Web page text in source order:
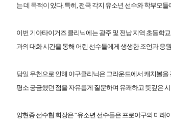
는 데 목적이 있다. 특히, 전국 각지 유소년 선수와 학부모
이번 기아타이거즈 클리닉에는 광주 및 전남 지역 초등학
과의 대화 시간을 통해 어린 선수들에게 생생한 조언과 응
당일 우천으로 인해 야구클리닉은 그라운드에서 캐치볼
평소 궁금했던 점을 자유롭게 질문하며 유쾌하고 뜻깊은
양현종 선수협 회장은 “유소년 선수들은 프로야구의 미래